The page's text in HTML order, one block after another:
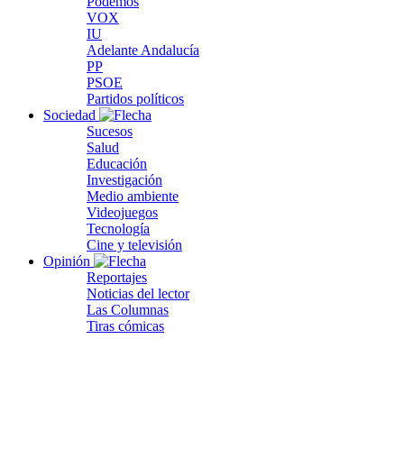
VOX
IU
Adelante Andalucía
PP
PSOE
Partidos políticos
Sociedad
Sucesos
Salud
Educación
Investigación
Medio ambiente
Videojuegos
Tecnología
Cine y televisión
Opinión
Reportajes
Noticias del lector
Las Columnas
Tiras cómicas